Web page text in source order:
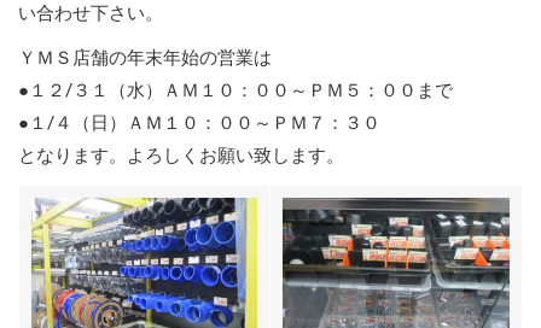
い合わせ下さい。
ＹＭＳ店舗の年末年始の営業は
●１２/３１（水）ＡＭ１０：００～ＰＭ５：００まで
●１/４（日）ＡＭ１０：００～ＰＭ７：３０
となります。よろしくお願い致します。